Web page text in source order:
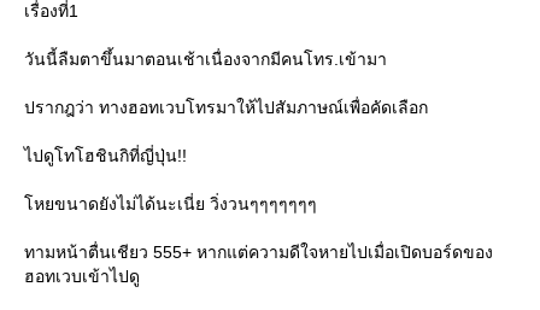
เรื่องที่1
วันนี้ลืมตาขึ้นมาตอนเช้าเนื่องจากมีคนโทร.เข้ามา
ปรากฎว่า ทางฮอทเวบโทรมาให้ไปสัมภาษณ์เพื่อคัดเลือก
ไปดูโทโฮชินกิที่ญี่ปุ่น!!
โหยขนาดยังไม่ได้นะเนี่ย วิ่งวนๆๆๆๆๆๆๆ
ทามหน้าตื่นเชียว 555+ หากแต่ความดีใจหายไปเมื่อเปิดบอร์ดของ
ฮอทเวบเข้าไปดู